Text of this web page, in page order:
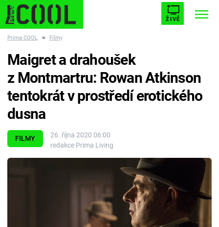
ŽIVĚ
ESCAPE PLNEJ KOTEL AVENGERS 5
Témata
Filmy
Prima COOL ■ Filmy
FILMY
26. října 2020 06:00
redakce Prima Living
Maigret a drahoušek
z Montmartru: Rowan Atkinson
tentokrát v prostředí erotického
dusna